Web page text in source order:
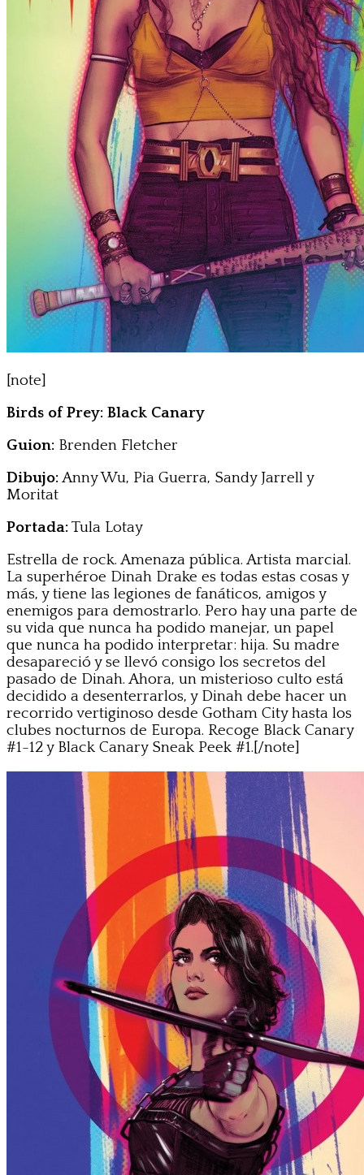
[note]
Birds of Prey: Black Canary
Guion: Brenden Fletcher
Dibujo:Anny Wu, Pia Guerra, Sandy Jarrell y
Moritat
Portada:Tula Lotay
Estrella de rock. Amenaza pública. Artista marcial.
La superhéroe Dinah Drake es todas estas cosas y
más, y tiene las legiones de fanáticos, amigos y
enemigos para demostrarlo. Pero hay una parte de
su vida que nunca ha podido manejar, un papel
que nunca ha podido interpretar: hija. Su madre
desapareció y se llevó consigo los secretos del
pasado de Dinah. Ahora, un misterioso culto está
decidido a desenterrarlos, y Dinah debe hacer un
recorrido vertiginoso desde Gotham City hasta los
clubes nocturnos de Europa. Recoge Black Canary
#1-12 y Black Canary Sneak Peek #1.[/note]